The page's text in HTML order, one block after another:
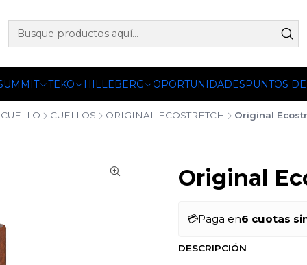
TEKO HILLEBERG OPORTUNIDADESPUNTOS
CUELLO CUELLOS ORIGINAL ECOSTRETCH Original
|
Original
💳Paga en6 cuotas
DESCRIPCIÓN